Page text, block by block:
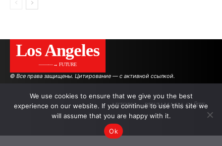
Los Angeles
———→ FUTURE
© Все права защищены. Цитирование — с активной ссылкой.
АВТОРЫ РЕКЛАМА НА САЙТЕ
We use cookies to ensure that we give you the best
experience on our website. If you continue to use this site we
will assume that you are happy with it.
Ok